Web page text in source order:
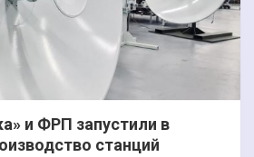
и ФРП запустили в
станций